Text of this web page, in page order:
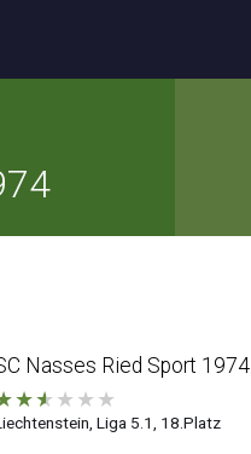
Nasses Ried Sport 1974
★★ ★ ★ ★
Liga 5.1, 18.Platz